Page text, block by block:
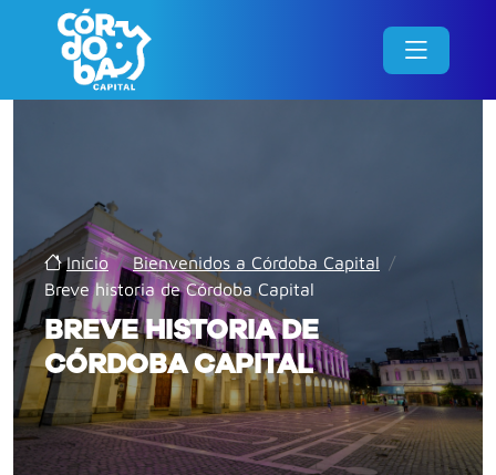
Inicio / Bienvenidos a Córdoba Capital /
Breve historia de Córdoba Capital
BREVE HISTORIA DE
CÓRDOBA CAPITAL